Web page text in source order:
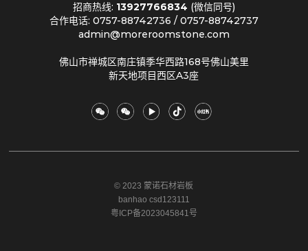
招商热线: 13927766834 (微信同号)
合作电话: 0757-88742736 / 0757-88742737
admin@moreroomstone.com
佛山市禅城区南庄镇季华西路168号佛山美里
新天地项目西区A3座
© 2023 蒙诺石材岩板
banhao csd123111
粤ICP备2023045841号